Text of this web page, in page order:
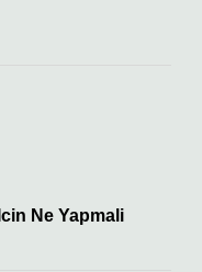
Ne Yapmali